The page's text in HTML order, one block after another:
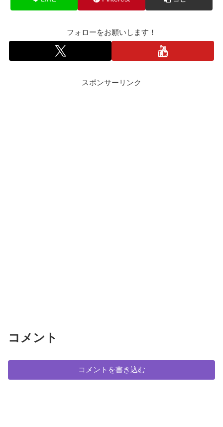
フォローをお願いします！
スポンサーリンク
コメント
コメントを書き込む